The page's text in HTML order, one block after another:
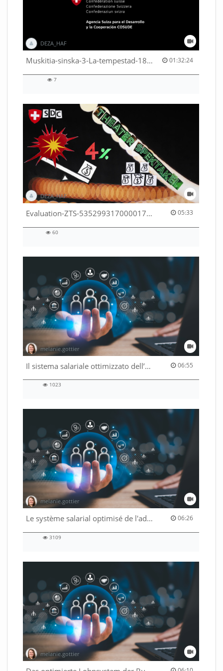
DEZA_HAF
Muskitia-sinska-3-La-tempestad-18-9-2018-53530245080001791 01:32:24
01:32:24 duration
7
DEZA_HAF
Evaluation-ZTS-53529931700001791 05:33
05:33 duration
60
melanie.gottier
Il sistema salariale ottimizzato dell’Amministrazione federale 06:55
06:55 duration
1023
melanie.gottier
Le système salarial optimisé de l'administration fédérale 06:26
06:26 duration
3109
melanie.gottier